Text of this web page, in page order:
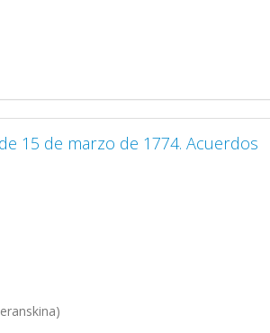
15 de marzo de 1774. Acuerdos